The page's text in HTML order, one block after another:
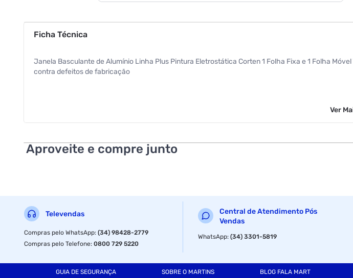
Ficha Técnica
Janela Basculante de Alumínio Linha Plus Pintura Eletrostática Corten 1 Folha Fixa e 1 Folha
contra defeitos de fabricação
Ver
Aproveite e compre junto
Televendas
Compras pelo WhatsApp:(34) 98428-2779
Compras pelo Telefone:0800 729 5220
Central de Atendimento Pós
Vendas
WhatsApp:(34) 3301-5819
GUIA DE SEGURANÇA SOBRE O MARTINS BLOG FALA MART